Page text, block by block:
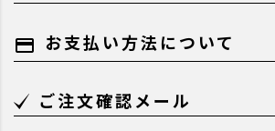
payment お支払い方法について
ご注文確認メール